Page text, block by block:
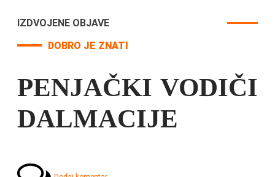
IZDVOJENE OBJAVE
DOBRO JE ZNATI
PENJAČKI VODIČI
DALMACIJE